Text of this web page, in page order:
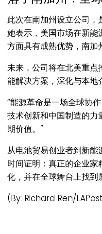
此次在南加州设立公司，
她表示，美国市场在新
方面具有成熟优势，南加
未来，公司将在北美重
能解决方案，深化与本地
“能源革命是一场全球协
技术创新和中国制造的
期价值。”
从电池贸易创业者到新能
时间证明：真正的企业
化，并在全球舞台上找到
(By: Richard Ren/